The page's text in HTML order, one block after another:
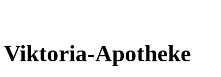
Viktoria-Apotheke